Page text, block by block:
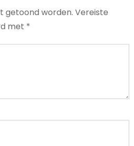
getoond worden. Vereiste
met *